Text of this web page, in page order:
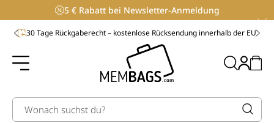
Inhalt
5 € Rabatt bei Newsletter-Anmeldung
30 Tage Rückgaberecht – kostenlose Rücksendung innerhalb der EU
Wonach suchst du?
Einloggen